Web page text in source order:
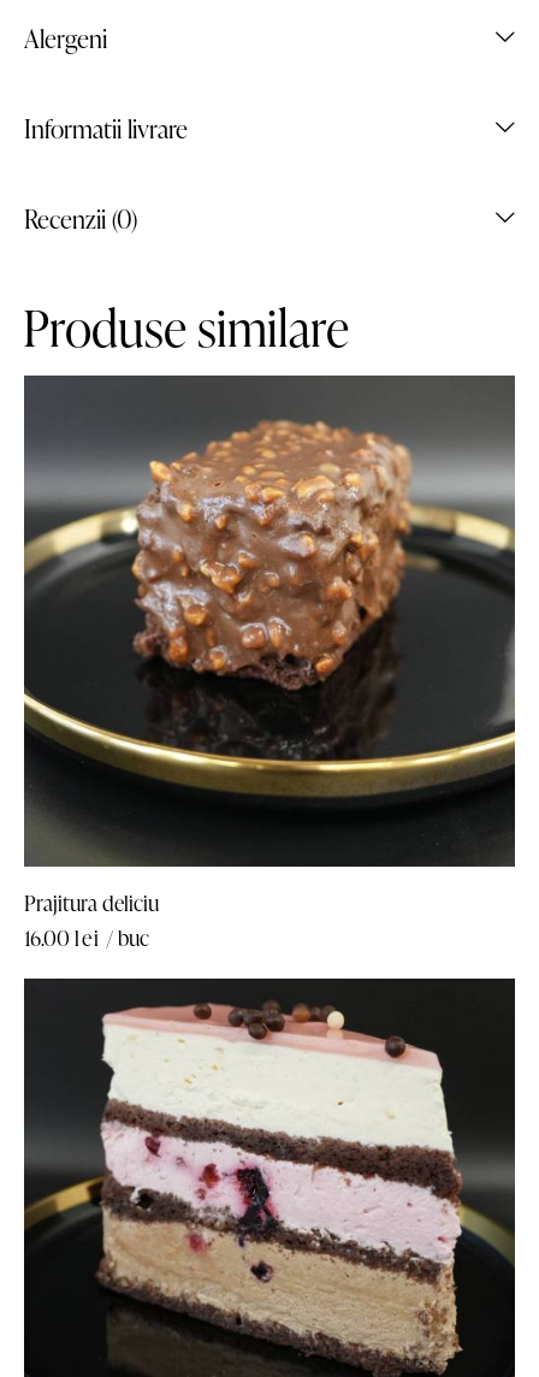
Alergeni
Informatii livrare
Recenzii (0)
Produse similare
Prajitura deliciu
16.00 lei / buc